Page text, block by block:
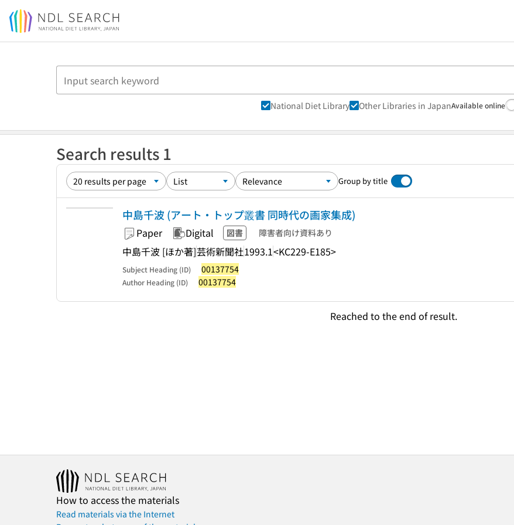
Jump to main content
National Diet Library Other Libraries in JapanAvailable online
Search results 1
Group by title
中島千波 (アート・トップ叢書 同時代の画家集成)
Paper Digital 図書 障害者向け資料あり
中島千波 [ほか著]芸術新聞社1993.1<KC229-E185>
Subject Heading (ID) 00137754
Author Heading (ID) 00137754
Reached to the end of result.
How to access the materials
Read materials via the Internet